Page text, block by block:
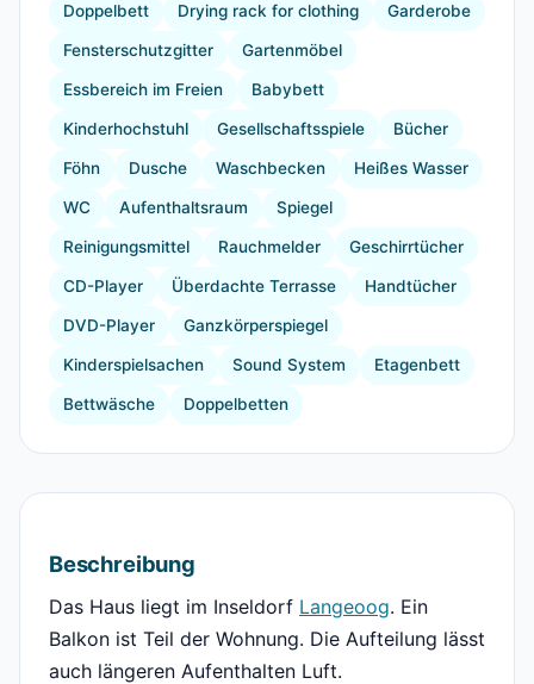
Doppelbett Drying rack for clothing Garderobe
Fensterschutzgitter Gartenmöbel
Essbereich im Freien Babybett
Kinderhochstuhl Gesellschaftsspiele Bücher
Föhn Dusche Waschbecken Heißes Wasser
WC Aufenthaltsraum Spiegel
Reinigungsmittel Rauchmelder Geschirrtücher
CD-Player Überdachte Terrasse Handtücher
DVD-Player Ganzkörperspiegel
Kinderspielsachen Sound System Etagenbett
Bettwäsche Doppelbetten
Beschreibung
Das Haus liegt im Inseldorf Langeoog. Ein
Balkon ist Teil der Wohnung. Die Aufteilung lässt
auch längeren Aufenthalten Luft.